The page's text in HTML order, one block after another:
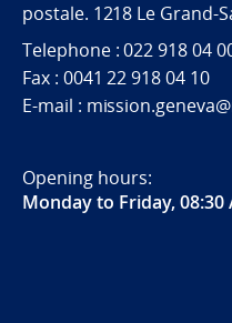
postale. 1218 Le Grand-
Telephone : 022 918 04
Fax : 0041 22 918 04 10
E-mail :
Opening hours:
Monday to Friday, 08:30